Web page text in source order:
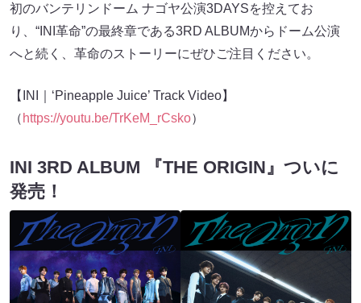
初のバンテリンドーム ナゴヤ公演3DAYSを控えてお
り、“INI革命”の最終章である3RD ALBUMからドーム公演
へと続く、革命のストーリーにぜひご注目ください。
【INI｜‘Pineapple Juice’ Track Video】
（ https://youtu.be/TrKeM_rCsko）
INI 3RD ALBUM 『THE ORIGIN』ついに
発売！